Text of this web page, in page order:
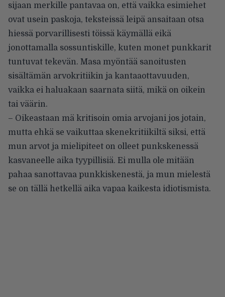
sijaan merkille pantavaa on, että vaikka esimiehet
ovat usein paskoja, teksteissä leipä ansaitaan otsa
hiessä porvarillisesti töissä käymällä eikä
jonottamalla sossuntiskille, kuten monet punkkarit
tuntuvat tekevän. Masa myöntää sanoitusten
sisältämän arvokritiikin ja kantaaottavuuden,
vaikka ei haluakaan saarnata siitä, mikä on oikein
tai väärin.
– Oikeastaan mä kritisoin omia arvojani jos jotain,
mutta ehkä se vaikuttaa skenekritiikiltä siksi, että
mun arvot ja mielipiteet on olleet punkskenessä
kasvaneelle aika tyypillisiä. Ei mulla ole mitään
pahaa sanottavaa punkkiskenestä, ja mun mielestä
se on tällä hetkellä aika vapaa kaikesta idiotismista.